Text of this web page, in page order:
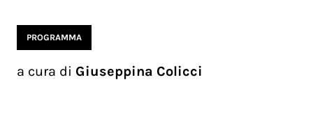
PROGRAMMA
a cura di Giuseppina Colicci